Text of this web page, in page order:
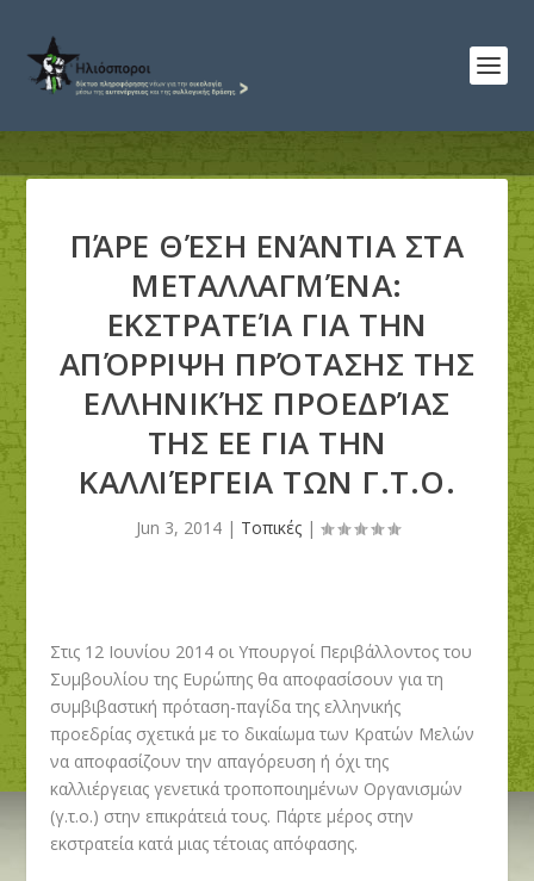
ΠΆΡΕ ΘΈΣΗ ΕΝΆΝΤΙΑ ΣΤΑ
ΜΕΤΑΛΛΑΓΜΈΝΑ:
ΕΚΣΤΡΑΤΕΊΑ ΓΙΑ ΤΗΝ
ΑΠΌΡΡΙΨΗ ΠΡΌΤΑΣΗΣ ΤΗΣ
ΕΛΛΗΝΙΚΉΣ ΠΡΟΕΔΡΊΑΣ
ΤΗΣ ΕΕ ΓΙΑ ΤΗΝ
ΚΑΛΛΙΈΡΓΕΙΑ ΤΩΝ Γ.Τ.Ο.
Jun 3, 2014| Τοπικές|
Στις 12 Ιουνίου 2014 οι Υπουργοί Περιβάλλοντος του
Συμβουλίου της Ευρώπης θα αποφασίσουν για τη
συμβιβαστική πρόταση-παγίδα της ελληνικής
προεδρίας σχετικά με το δικαίωμα των Κρατών Μελών
να αποφασίζουν την απαγόρευση ή όχι της
καλλιέργειας γενετικά τροποποιημένων Οργανισμών
(γ.τ.ο.) στην επικράτειά τους. Πάρτε μέρος στην
εκστρατεία κατά μιας τέτοιας απόφασης.